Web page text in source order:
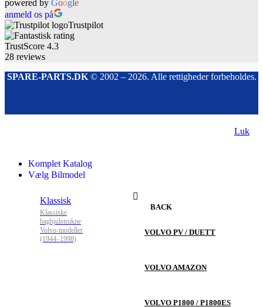
powered by Goog e
anmeld os på
Trustpilot
TrustScore 4.3
28 reviews
SPARE-PARTS.DK© 2002 – 2026. Alle rettigheder forbeholdes.
Luk
Komplet Katalog
Vælg Bilmodel
Klassisk
Klassiske
baghjulstrukne
Volvo-modeller
(1944–1998)
BACK
VOLVO PV / DUETT
VOLVO AMAZON
VOLVO P1800 / P1800ES